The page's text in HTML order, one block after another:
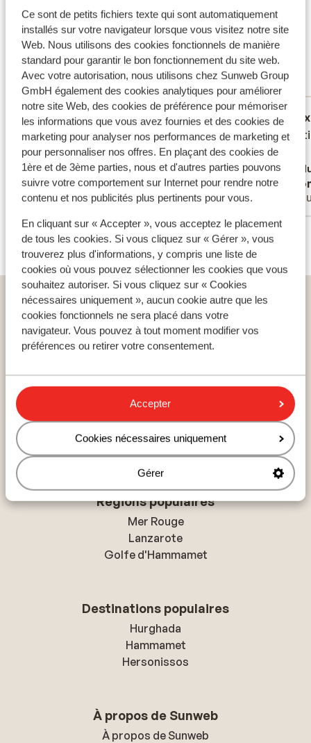
Ce sont de petits fichiers texte qui sont automatiquement
installés sur votre navigateur lorsque vous visitez notre site
Web. Nous utilisons des cookies fonctionnels de manière
standard pour garantir le bon fonctionnement du site web.
Avec votre autorisation, nous utilisons chez Sunweb Group
GmbH également des cookies analytiques pour améliorer
notre site Web, des cookies de préférence pour mémoriser
les informations que vous avez fournies et des cookies de
marketing pour analyser nos performances de marketing et
pour personnaliser nos offres. En plaçant des cookies de
1ère et de 3ème parties, nous et d'autres parties pouvons
suivre votre comportement sur Internet pour rendre notre
contenu et nos publicités plus pertinents pour vous.
En cliquant sur « Accepter », vous acceptez le placement
de tous les cookies. Si vous cliquez sur « Gérer », vous
trouverez plus d'informations, y compris une liste de
cookies où vous pouvez sélectionner les cookies que vous
souhaitez autoriser. Si vous cliquez sur « Cookies
nécessaires uniquement », aucun cookie autre que les
cookies fonctionnels ne sera placé dans votre
navigateur. Vous pouvez à tout moment modifier vos
préférences ou retirer votre consentement.
Accepter
Cookies nécessaires uniquement
Gérer
de tester les spécialités locales! Si vous le souhaitez,
vous pourrez également préparer un bon repas dans la
cuisine de votre chalet. Dans le village, vous trouverez
un supermarché afin de faire vos courses et acheter
quelques produits locaux pour cuisiner de bons petits
plats. Vous séjournerez dans des chalets décorés dans
un style moderne et entièrement équipés pour vous
assurer un séjour confortable. Ils offrent
suffisamment d'espace pour les groupes, petits
comme grands. Vous disposerez même d'une place de
parking sur place afin de garer votre voiture. Bon
séjour!
reflètent fidèlement leur expérience avec notre
produit.En savoir plus sur les avis
8.5 Excellent
91 avis
Réservé principalement par familles
9.7 Excellent
4 avr. 2026
Ruime chalet, alles is aanwezig, topligging
in mooi skigebied
Ruime chalet, alles is aanwezig, topligging
in mooi skigebied
Traduire en français (FR)
Anonyme
Groupes
9.1
piste.
piste.
Voir tous les 91 avis
Home vacances France
Alpes françaises
Saint-Sorlin-d'Arves
Chalets Les Choseaux Lézami
Égypte
Régions populaires
Mer Rouge
Lanzarote
Golfe d'Hammamet
Destinations populaires
Hurghada
Hammamet
Hersonissos
À propos de Sunweb
À propos de Sunweb